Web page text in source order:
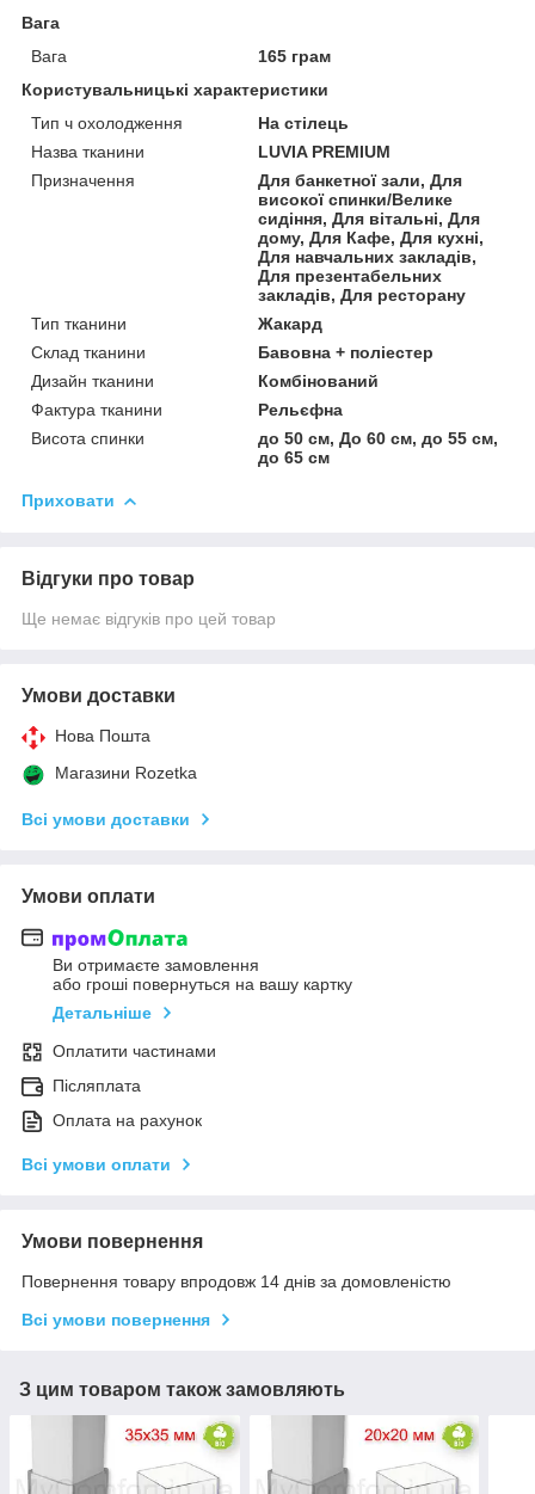
Вага
Вага
165 грам
Користувальницькі характеристики
Тип ч охолодження
На стілець
Назва тканини
LUVIA PREMIUM
Призначення
Для банкетної зали, Для
високої спинки/Велике
сидіння, Для вітальні, Для
дому, Для Кафе, Для кухні,
Для навчальних закладів,
Для презентабельних
закладів, Для ресторану
Тип тканини
Жакард
Склад тканини
Бавовна + поліестер
Дизайн тканини
Комбінований
Фактура тканини
Рельєфна
Висота спинки
до 50 см, До 60 см, до 55 см,
до 65 см
Приховати
Відгуки про товар
Ще немає відгуків про цей товар
Умови доставки
Нова Пошта
Магазини Rozetka
Всі умови доставки
Умови оплати
Ви отримаєте замовлення
або гроші повернуться на вашу картку
Детальніше
Оплатити частинами
Післяплата
Оплата на рахунок
Всі умови оплати
Умови повернення
Повернення товару впродовж 14 днів за домовленістю
Всі умови повернення
З цим товаром також замовляють